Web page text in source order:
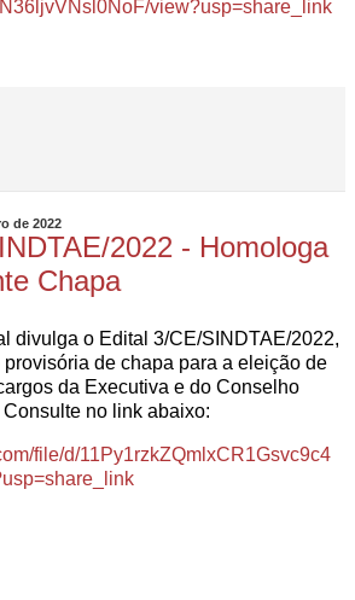
view?usp=share_link
de 2022
2022 - Homologa
Chapa
divulga o Edital 3/CE/SINDTAE/2022,
de chapa para a eleição de
da Executiva e do Conselho
no link abaixo:
file/d/11Py1rzkZQmlxCR1Gsvc9c4